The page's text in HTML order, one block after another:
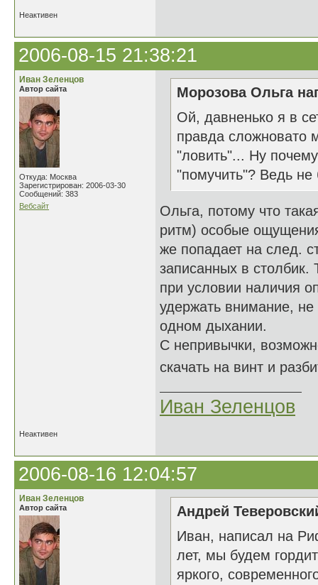
Неактивен
2006-08-15 21:38:21
Иван Зеленцов
Автор сайта
Откуда: Москва
Зарегистрирован: 2006-03-30
Сообщений: 383
Вебсайт
Морозова Ольга
Ой, давненько я в
правда сложновато
"ловить"... Ну
"помучить"? Ведь не
Ольга, потому что
ритм) особые
же попадает на след.
записанных в
при условии наличия
удержать внимание, не
одном дыхании.
С непривычки,
скачать на винт и
Иван Зеленцов
Неактивен
2006-08-16 12:04:57
Иван Зеленцов
Автор сайта
Андрей
Иван, написал на
лет, мы будем
яркого,